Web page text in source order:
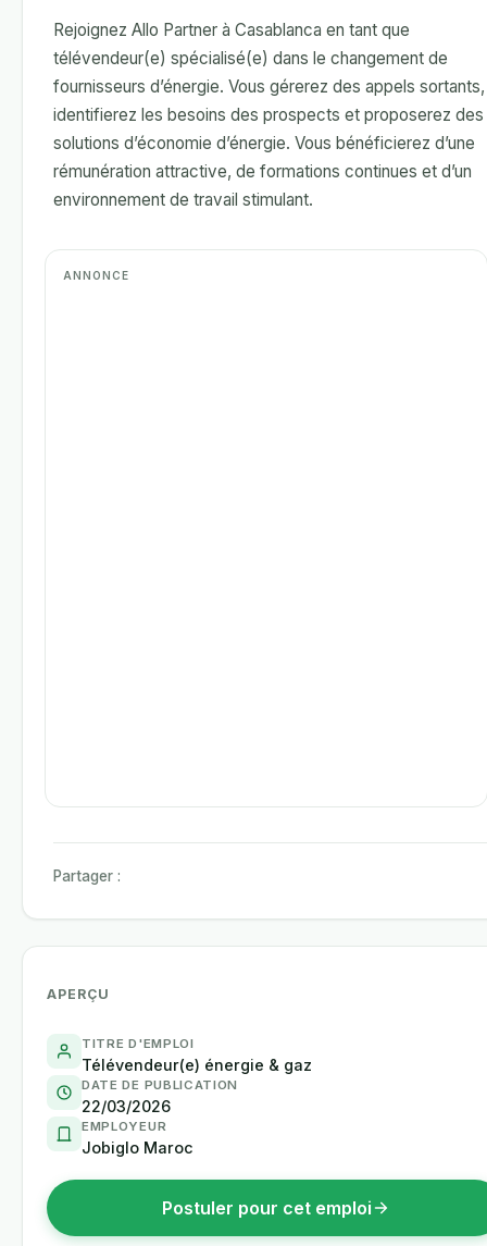
Rejoignez Allo Partner à Casablanca en tant que
télévendeur(e) spécialisé(e) dans le changement de
fournisseurs d’énergie. Vous gérerez des appels sortants,
identifierez les besoins des prospects et proposerez des
solutions d’économie d’énergie. Vous bénéficierez d’une
rémunération attractive, de formations continues et d’un
environnement de travail stimulant.
Partager :
APERÇU
TITRE D'EMPLOI
Télévendeur(e) énergie & gaz
DATE DE PUBLICATION
22/03/2026
EMPLOYEUR
Jobiglo Maroc
Postuler pour cet emploi